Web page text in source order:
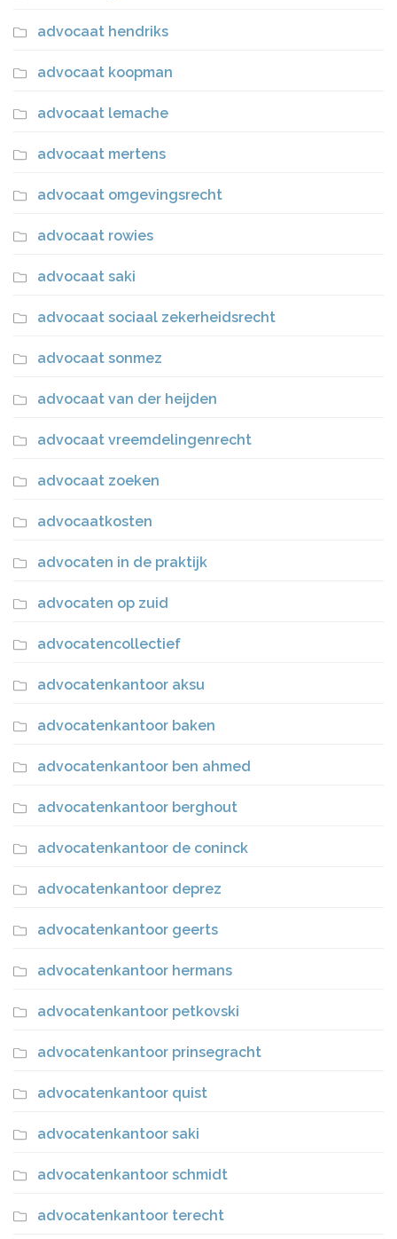
advocaat hendriks
advocaat koopman
advocaat lemache
advocaat mertens
advocaat omgevingsrecht
advocaat rowies
advocaat saki
advocaat sociaal zekerheidsrecht
advocaat sonmez
advocaat van der heijden
advocaat vreemdelingenrecht
advocaat zoeken
advocaatkosten
advocaten in de praktijk
advocaten op zuid
advocatencollectief
advocatenkantoor aksu
advocatenkantoor baken
advocatenkantoor ben ahmed
advocatenkantoor berghout
advocatenkantoor de coninck
advocatenkantoor deprez
advocatenkantoor geerts
advocatenkantoor hermans
advocatenkantoor petkovski
advocatenkantoor prinsegracht
advocatenkantoor quist
advocatenkantoor saki
advocatenkantoor schmidt
advocatenkantoor terecht